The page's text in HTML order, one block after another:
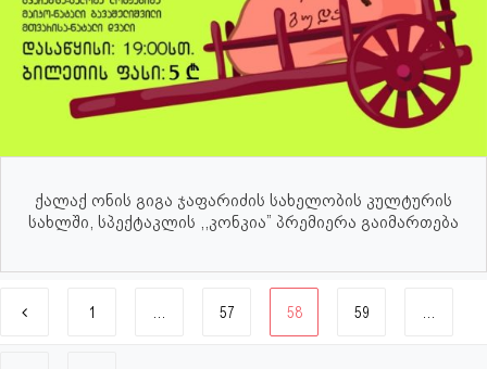
ქალაქ ონის გიგა ჯაფარიძის სახელობის კულტურის
სახლში, სპექტაკლის ,,კონკია” პრემიერა გაიმართება
1 57 58 59